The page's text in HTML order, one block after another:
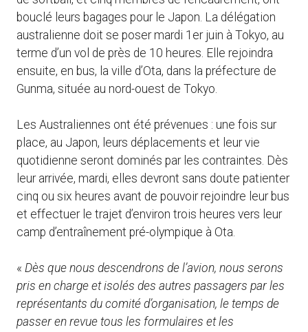
bouclé leurs bagages pour le Japon. La délégation
australienne doit se poser mardi 1er juin à Tokyo, au
terme d’un vol de près de 10 heures. Elle rejoindra
ensuite, en bus, la ville d’Ota, dans la préfecture de
Gunma, située au nord-ouest de Tokyo.
Les Australiennes ont été prévenues : une fois sur
place, au Japon, leurs déplacements et leur vie
quotidienne seront dominés par les contraintes. Dès
leur arrivée, mardi, elles devront sans doute patienter
cinq ou six heures avant de pouvoir rejoindre leur bus
et effectuer le trajet d’environ trois heures vers leur
camp d’entraînement pré-olympique à Ota.
« Dès que nous descendrons de l’avion, nous serons
pris en charge et isolés des autres passagers par les
représentants du comité d’organisation, le temps de
passer en revue tous les formulaires et les